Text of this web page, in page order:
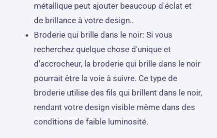
métallique peut ajouter beaucoup d'éclat et
de brillance à votre design..
Broderie qui brille dans le noir: Si vous
recherchez quelque chose d'unique et
d'accrocheur, la broderie qui brille dans le noir
pourrait être la voie à suivre. Ce type de
broderie utilise des fils qui brillent dans le noir,
rendant votre design visible même dans des
conditions de faible luminosité.